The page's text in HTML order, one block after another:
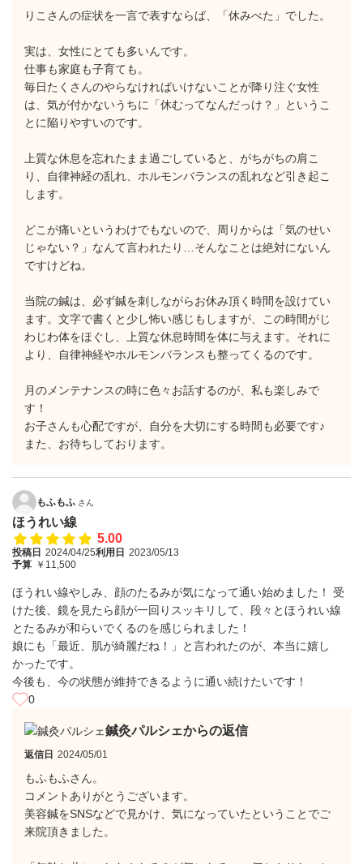
りこさんの症状を一言で表すならば、「休みべた」でした。
実は、女性にとても多いんです。
仕事も家庭も子育ても。
毎日たくさんのやらなければいけないことが降り注ぐ女性
は、気が付かないうちに「休むってなんだっけ？」というこ
とに陥りやすいのです。
上質な休息を忘れたまま過ごしていると、がちがちの肩こ
り、自律神経の乱れ、ホルモンバランスの乱れなど引き起こ
します。
どこが痛いというわけでもないので、周りからは「気のせい
じゃない？」なんて言われたり…そんなことは絶対にないん
ですけどね。
当院の鍼は、必ず鍼を刺しながらお休み頂く時間を設けてい
ます。文字で書くと少し怖い感じもしますが、この時間がじ
わじわ体をほぐし、上質な休息時間を体に与えます。それに
より、自律神経やホルモンバランスも整ってくるのです。
月のメンテナンスの時に色々お話するのが、私も楽しみで
す！
お子さんも心配ですが、自分を大切にする時間も必要です♪
また、お待ちしております。
もふもふ さん
ほうれい線
5.00
投稿日 2024/04/25利用日 2023/05/13
予算 ￥11,500
ほうれい線やしみ、顔のたるみが気になって通い始めました！ 受
けた後、鏡を見たら顔が一回りスッキリして、段々とほうれい線
とたるみが和らいでくるのを感じられました！
娘にも「最近、肌が綺麗だね！」と言われたのが、本当に嬉し
かったです。
今後も、今の状態が維持できるように通い続けたいです！
0
鍼灸パルシェからの返信
返信日 2024/05/01
もふもふさん。
コメントありがとうございます。
美容鍼をSNSなどで見かけ、気になっていたということでご
来院頂きました。